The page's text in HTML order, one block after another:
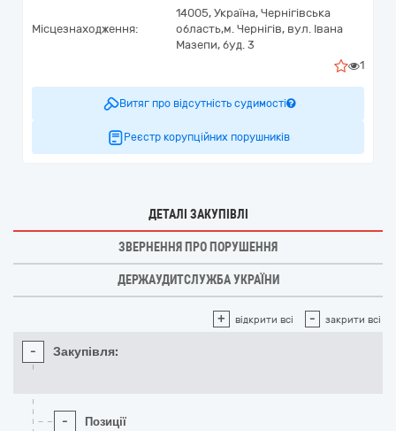
Місцезнаходження:
14005, Україна, Чернігівська
область,м. Чернігів, вул. Івана
Мазепи, буд. 3
1
Витяг про відсутність судимості
Реєстр корупційних порушників
ДЕТАЛІ ЗАКУПІВЛІ
ЗВЕРНЕННЯ ПРО ПОРУШЕННЯ
ДЕРЖАУДИТСЛУЖБА УКРАЇНИ
+ відкрити всі - закрити всі
- Закупівля:
- Позиції